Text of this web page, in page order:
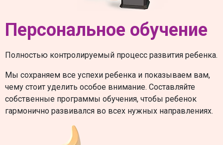
Персональное обучение
Полностью контролируемый процесс развития ребенка.
Мы сохраняем все успехи ребенка и показываем вам,
чему стоит уделить особое внимание. Составляйте
собственные программы обучения, чтобы ребенок
гармонично развивался во всех нужных направлениях.